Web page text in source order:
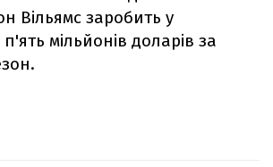
Вільямс заробить у
п'ять мільйонів доларів за